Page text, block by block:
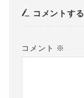
コメントする
コメント ※